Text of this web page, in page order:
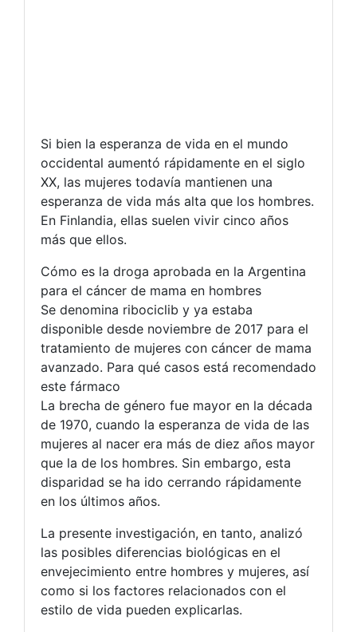
Si bien la esperanza de vida en el mundo
occidental aumentó rápidamente en el siglo
XX, las mujeres todavía mantienen una
esperanza de vida más alta que los hombres.
En Finlandia, ellas suelen vivir cinco años
más que ellos.
Cómo es la droga aprobada en la Argentina
para el cáncer de mama en hombres
Se denomina ribociclib y ya estaba
disponible desde noviembre de 2017 para el
tratamiento de mujeres con cáncer de mama
avanzado. Para qué casos está recomendado
este fármaco
La brecha de género fue mayor en la década
de 1970, cuando la esperanza de vida de las
mujeres al nacer era más de diez años mayor
que la de los hombres. Sin embargo, esta
disparidad se ha ido cerrando rápidamente
en los últimos años.
La presente investigación, en tanto, analizó
las posibles diferencias biológicas en el
envejecimiento entre hombres y mujeres, así
como si los factores relacionados con el
estilo de vida pueden explicarlas.